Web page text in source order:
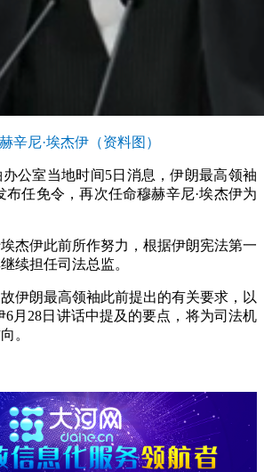
辛尼·埃杰伊（资料图）
室当地时间5日消息，伊朗最高领袖
布任免令，再次任命穆赫辛尼·埃杰伊为
伊此前所作努力，根据伊朗宪法第一
续担任司法总监。
朗最高领袖此前提出的有关要求，以
6月28日讲话中提及的要点，将为司法机
。